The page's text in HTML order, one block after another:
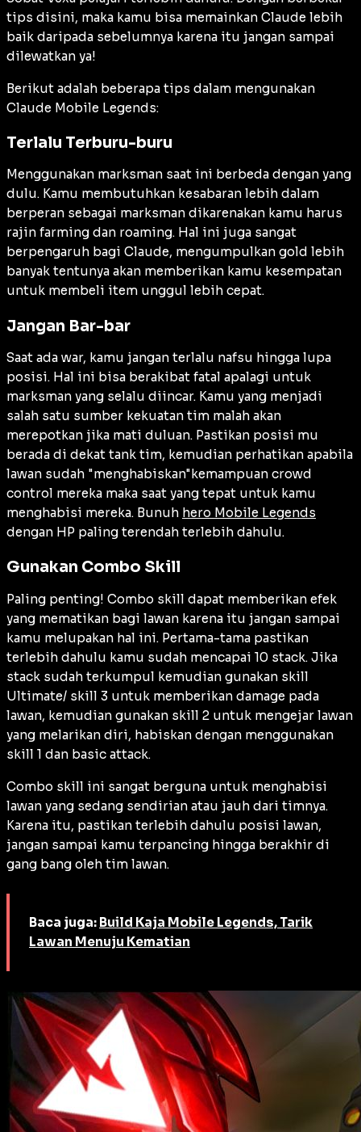
tips disini, maka kamu bisa memainkan Claude lebih
baik daripada sebelumnya karena itu jangan sampai
dilewatkan ya!
Berikut adalah beberapa tips dalam mengunakan
Claude Mobile Legends:
Terlalu Terburu-buru
Menggunakan marksman saat ini berbeda dengan yang
dulu. Kamu membutuhkan kesabaran lebih dalam
berperan sebagai marksman dikarenakan kamu harus
rajin farming dan roaming. Hal ini juga sangat
berpengaruh bagi Claude, mengumpulkan gold lebih
banyak tentunya akan memberikan kamu kesempatan
untuk membeli item unggul lebih cepat.
Jangan Bar-bar
Saat ada war, kamu jangan terlalu nafsu hingga lupa
posisi. Hal ini bisa berakibat fatal apalagi untuk
marksman yang selalu diincar. Kamu yang menjadi
salah satu sumber kekuatan tim malah akan
merepotkan jika mati duluan. Pastikan posisi mu
berada di dekat tank tim, kemudian perhatikan apabila
lawan sudah "menghabiskan"kemampuan crowd
control mereka maka saat yang tepat untuk kamu
menghabisi mereka. Bunuh hero Mobile Legends
dengan HP paling terendah terlebih dahulu.
Gunakan Combo Skill
Paling penting! Combo skill dapat memberikan efek
yang mematikan bagi lawan karena itu jangan sampai
kamu melupakan hal ini. Pertama-tama pastikan
terlebih dahulu kamu sudah mencapai 10 stack. Jika
stack sudah terkumpul kemudian gunakan skill
Ultimate/ skill 3 untuk memberikan damage pada
lawan, kemudian gunakan skill 2 untuk mengejar lawan
yang melarikan diri, habiskan dengan menggunakan
skill 1 dan basic attack.
Combo skill ini sangat berguna untuk menghabisi
lawan yang sedang sendirian atau jauh dari timnya.
Karena itu, pastikan terlebih dahulu posisi lawan,
jangan sampai kamu terpancing hingga berakhir di
gang bang oleh tim lawan.
Baca juga: Build Kaja Mobile Legends, Tarik
Lawan Menuju Kematian